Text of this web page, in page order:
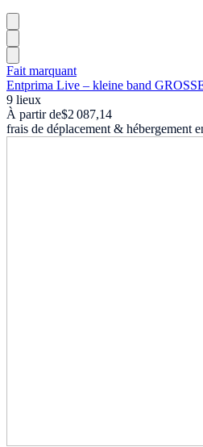
Fait marquant
Entprima Live – kleine band
9 lieux
À partir de$2 087,14
frais de déplacement & hébergement